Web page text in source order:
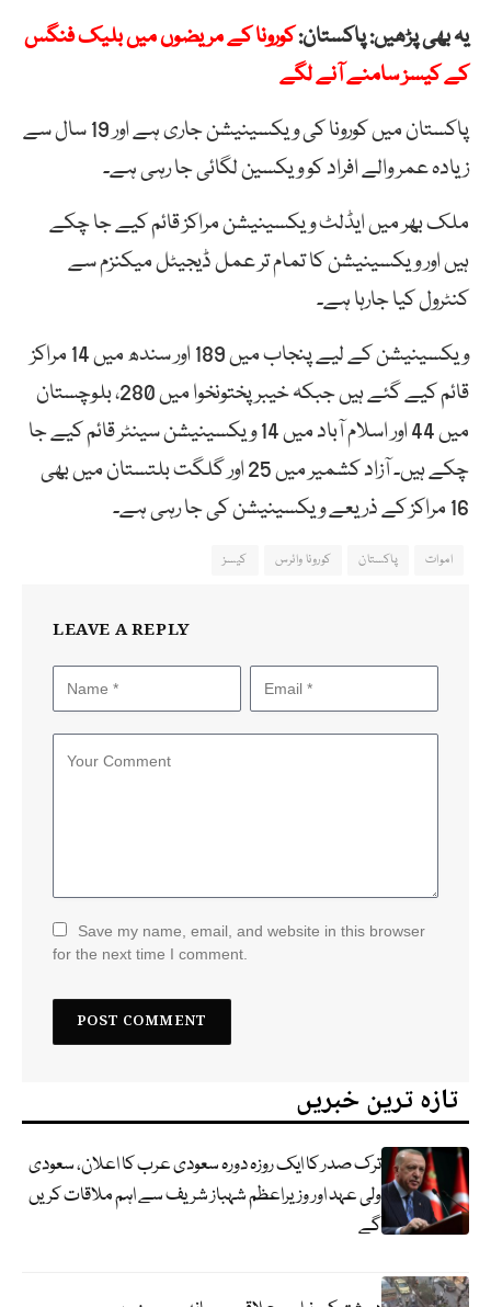
یہ بھی پڑھیں: پاکستان:کورونا کے مریضوں میں بلیک فنگس
کے کیسز سامنے آنے لگے
پاکستان میں کورونا کی ویکسینیشن جاری ہے اور 19 سال سے
زیادہ عمر والے افراد کو ویکسین لگائی جا رہی ہے۔
ملک بھر میں ایڈلٹ ویکسینیشن مراکز قائم کیے جا چکے
ہیں اور ویکسینیشن کا تمام تر عمل ڈیجیٹل میکنزم سے
کنٹرول کیا جارہا ہے۔
ویکسینیشن کے لیے پنجاب میں 189 اور سندھ میں 14 مراکز
قائم کیے گئے ہیں جبکہ خیبر پختونخوا میں 280، بلوچستان
میں 44 اور اسلام آباد میں 14 ویکسینیشن سینٹر قائم کیے جا
چکے ہیں۔ آزاد کشمیر میں 25 اور گلگت بلتستان میں بھی
16 مراکز کے ذریعے ویکسینیشن کی جا رہی ہے۔
اموات پاکستان کورونا وائرس کیسز
LEAVE A REPLY
Save my name, email, and website in this browser
for the next time I comment.
تازہ ترین خبریں
ترک صدر کا ایک روزہ دورہ سعودی عرب کا اعلان، سعودی
ولی عہد اور وزیراعظم شہباز شریف سے اہم ملاقات کریں
گے